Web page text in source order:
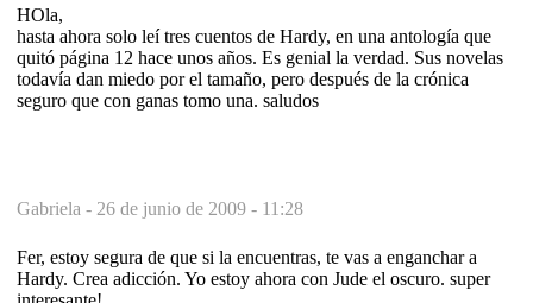
HOla,
hasta ahora solo leí tres cuentos de Hardy, en una antología que
quitó página 12 hace unos años. Es genial la verdad. Sus novelas
todavía dan miedo por el tamaño, pero después de la crónica
seguro que con ganas tomo una. saludos
Gabriela - 26 de junio de 2009 - 11:28
Fer, estoy segura de que si la encuentras, te vas a enganchar a
Hardy. Crea adicción. Yo estoy ahora con Jude el oscuro. super